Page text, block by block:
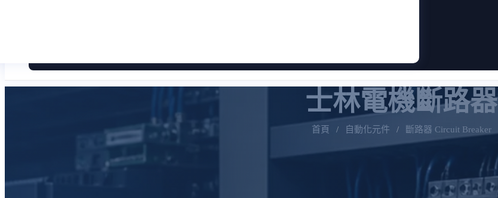
士林電機斷路器
首頁 / 自動化元件 / 斷路器 Circuit Breaker